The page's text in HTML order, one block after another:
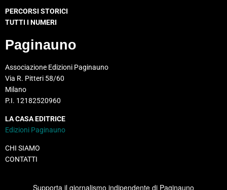
PERCORSI STORICI
TUTTI I NUMERI
Paginauno
Associazione Edizioni Paginauno
Via R. Pitteri 58/60
Milano
P.I. 12182520960
LA CASA EDITRICE
Edizioni Paginauno
CHI SIAMO
CONTATTI
Supporta il giornalismo indipendente di Paginauno